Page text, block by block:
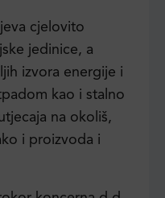
cjelovito
jedinice, a
izvora energije i
kao i stalno
na okoliš,
i proizvoda i